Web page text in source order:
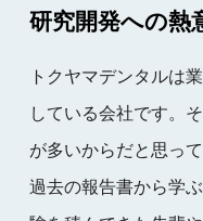
研究開発への熱
トクヤマデンタルは
している会社です。
が多いからだと思っ
過去の報告書から学